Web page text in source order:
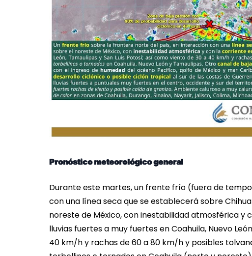
Pronóstico meteorológico general
Durante este martes, un frente frío (fuera de
con una línea seca que se establecerá sobre
noreste de México, con inestabilidad atmosférica
lluvias fuertes a muy fuertes en Coahuila, Nuevo
40 km/h y rachas de 60 a 80 km/h y posibles